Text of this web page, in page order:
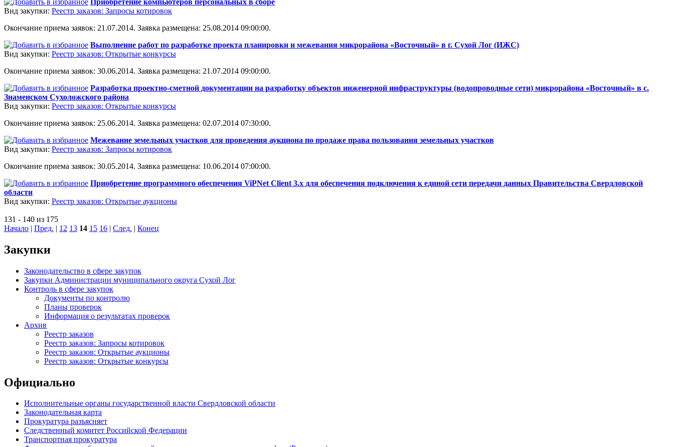
Вид закупки: Реестр заказов: Запросы котировок
Окончание приема заявок: 21.07.2014. Заявка размещена: 25.08.2014 09:00:00.
Выполнение работ по разработке проекта планировки и межевания микрорайона «Восточный» в г. Сухой Лог (ИЖС)
Вид закупки: Реестр заказов: Открытые конкурсы
Окончание приема заявок: 30.06.2014. Заявка размещена: 21.07.2014 09:00:00.
Разработка проектно-сметной документации на разработку объектов инженерной инфраструктуры (водопроводные сети) микрорайона «Восточный» в с.
Знаменском Сухоложского района
Вид закупки: Реестр заказов: Открытые конкурсы
Окончание приема заявок: 25.06.2014. Заявка размещена: 02.07.2014 07:30:00.
Межевание земельных участков для проведения аукциона по продаже права пользования земельных участков
Вид закупки: Реестр заказов: Запросы котировок
Окончание приема заявок: 30.05.2014. Заявка размещена: 10.06.2014 07:00:00.
Приобретение программного обеспечения ViPNet Client 3.x для обеспечения подключения к единой сети передачи данных Правительства Свердловской
области
Вид закупки: Реестр заказов: Открытые аукционы
131 - 140 из 175
Начало | Пред. | 12 13 14 15 16 | След. | Конец
Закупки
Законодательство в сфере закупок
Закупки Администрации муниципального округа Сухой Лог
Контроль в сфере закупок
Документы по контролю
Планы проверок
Информация о результатах проверок
Архив
Реестр заказов
Реестр заказов: Запросы котировок
Реестр заказов: Открытые аукционы
Реестр заказов: Открытые конкурсы
Официально
Исполнительные органы государственной власти Свердловской области
Законодательная карта
Прокуратура разъясняет
Следственный комитет Российской Федерации
Транспортная прокуратура